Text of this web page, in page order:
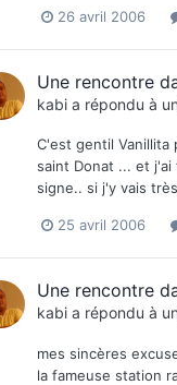
26 avril 2006
Une rencontre
kabi a répondu à
C'est gentil Vanillita
saint Donat ... et
signe.. si j'y vais
25 avril 2006
Une rencontre
kabi a répondu à
mes sincères
la fameuse station